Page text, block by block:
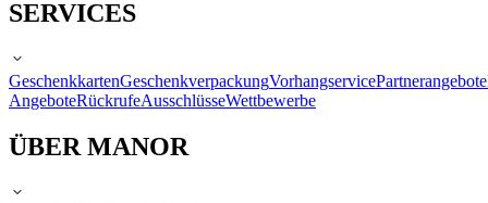
SERVICES
GeschenkkartenGeschenkverpackungVorhangservicePartnerangebote
AngeboteRückrufeAusschlüsseWettbewerbe
ÜBER MANOR